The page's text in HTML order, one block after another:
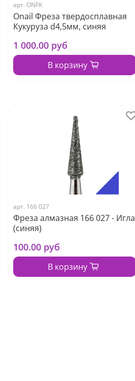
арт. ONFK
Onail Фреза твердосплавная
Кукуруза d4,5мм, синяя
1 000.00 руб
В корзину
арт. 166 027
Фреза алмазная 166 027 - Игла
(синяя)
100.00 руб
В корзину